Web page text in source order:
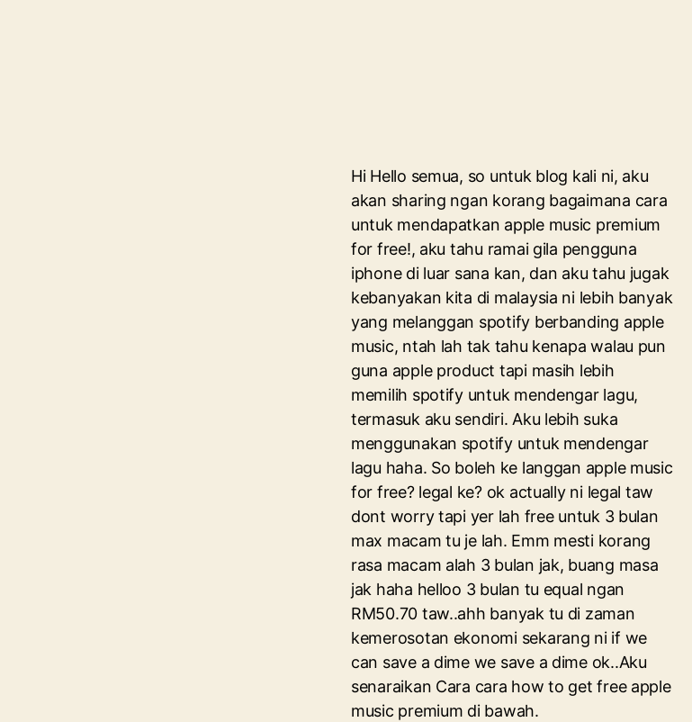
Hi Hello semua, so untuk blog kali ni, aku
akan sharing ngan korang bagaimana cara
untuk mendapatkan apple music premium
for free!, aku tahu ramai gila pengguna
iphone di luar sana kan, dan aku tahu jugak
kebanyakan kita di malaysia ni lebih banyak
yang melanggan spotify berbanding apple
music, ntah lah tak tahu kenapa walau pun
guna apple product tapi masih lebih
memilih spotify untuk mendengar lagu,
termasuk aku sendiri. Aku lebih suka
menggunakan spotify untuk mendengar
lagu haha. So boleh ke langgan apple music
for free? legal ke? ok actually ni legal taw
dont worry tapi yer lah free untuk 3 bulan
max macam tu je lah. Emm mesti korang
rasa macam alah 3 bulan jak, buang masa
jak haha helloo 3 bulan tu equal ngan
RM50.70 taw..ahh banyak tu di zaman
kemerosotan ekonomi sekarang ni if we
can save a dime we save a dime ok..Aku
senaraikan Cara cara how to get free apple
music premium di bawah.